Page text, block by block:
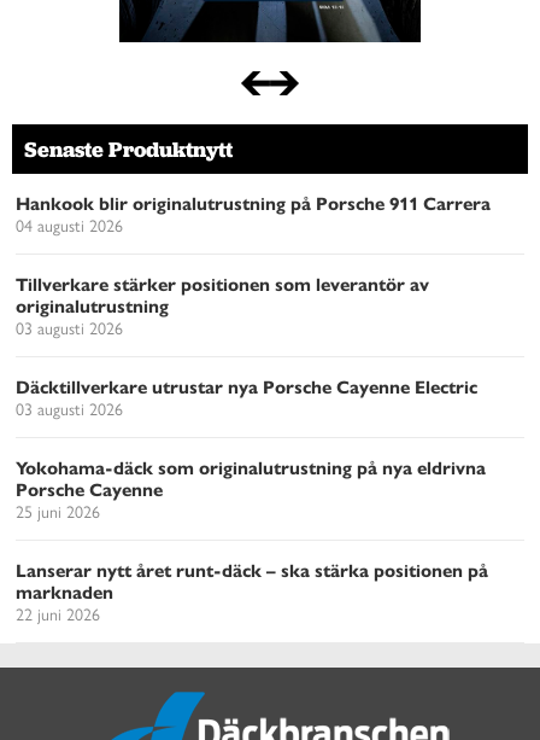
Senaste Produktnytt
Hankook blir originalutrustning på Porsche 911 Carrera
04 augusti 2026
Tillverkare stärker positionen som leverantör av
originalutrustning
03 augusti 2026
Däcktillverkare utrustar nya Porsche Cayenne Electric
03 augusti 2026
Yokohama-däck som originalutrustning på nya eldrivna
Porsche Cayenne
25 juni 2026
Lanserar nytt året runt-däck – ska stärka positionen på
marknaden
22 juni 2026